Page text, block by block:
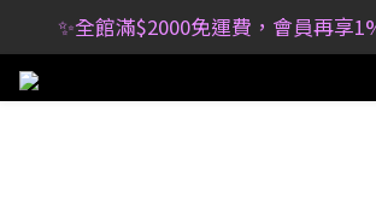
✨全館滿$2000免運費，會員再享